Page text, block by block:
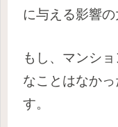
に与える影響の
もし、マンシ
なことはなか
す。